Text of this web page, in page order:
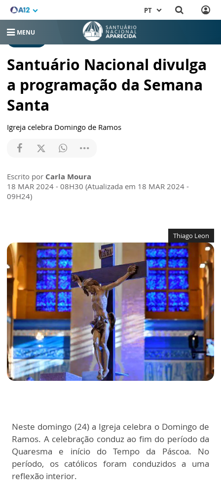
PT
MENU
Santuário Nacional divulga
a programação da Semana
Santa
Igreja celebra Domingo de Ramos
Escrito por Carla Moura
18 MAR 2024 - 08H30 (Atualizada em 18 MAR 2024 -
09H24)
Thiago Leon
Neste domingo (24) a Igreja celebra o Domingo de
Ramos. A celebração conduz ao fim do período da
Quaresma e início do Tempo da Páscoa. No
período, os católicos foram conduzidos a uma
reflexão interior.